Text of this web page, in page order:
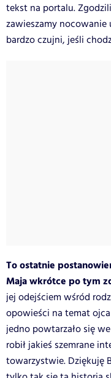
tekst na portalu.
zawieszamy
bardzo czujni, jeśli
To ostatnie
Maja wkrótce po tym
jej odejściem wśród
opowieści na temat
jedno powtarzało się
robił jakieś szemrane
towarzystwie. Dziękuję